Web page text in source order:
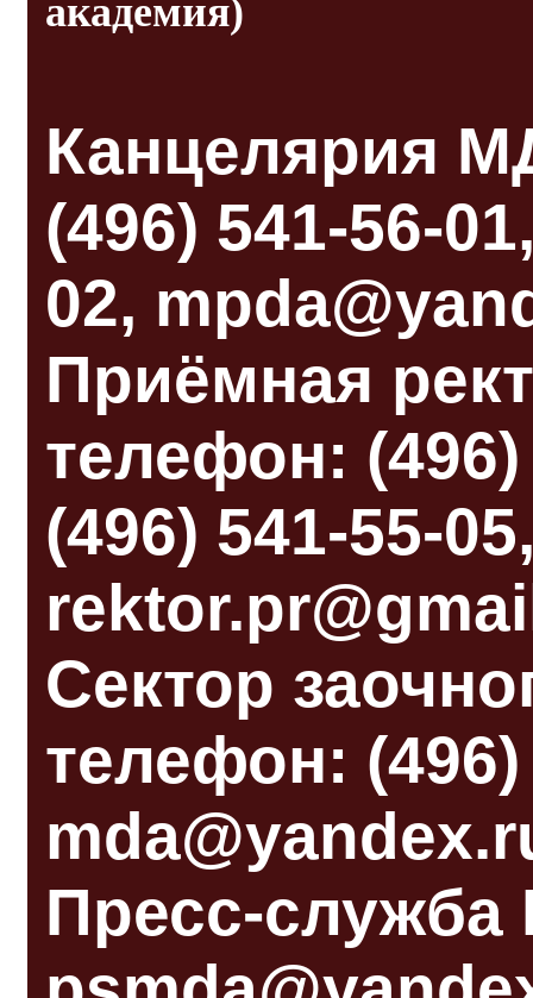
академия)
Канцелярия
(496) 541-56-
02,
Приёмная
телефон:
(496) 541-55-
Сектор
телефон:
Пресс-